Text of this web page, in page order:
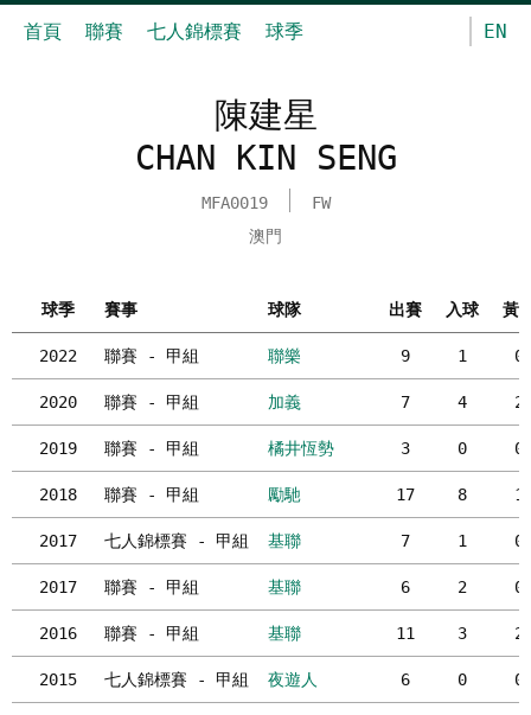
首頁 聯賽 七人錦標賽 球季 EN
陳建星
CHAN KIN SENG
MFA0019
FW
澳門
球季 賽事 球隊 出賽 入球 黃
2022 聯賽 - 甲組 聯樂 9 1 0
2020 聯賽 - 甲組 加義 7 4 2
2019 聯賽 - 甲組 橘井恆勢 3 0 0
2018 聯賽 - 甲組 勵馳 17 8 1
2017 七人錦標賽 - 甲組 基聯 7 1 0
2017 聯賽 - 甲組 基聯 6 2 0
2016 聯賽 - 甲組 基聯 11 3 2
2015 七人錦標賽 - 甲組 夜遊人 6 0 0